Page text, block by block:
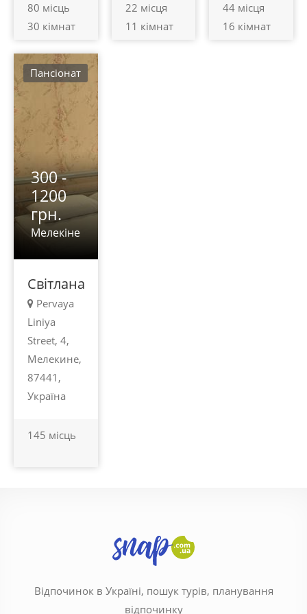
80 місць
30 кімнат
22 місця
11 кімнат
44 місця
16 кімнат
300 -
1200
грн.
Мелекіне
Світлана
Pervaya
Liniya
Street, 4,
Мелекине,
87441,
Україна
145 місць
Пансіонат
Відпочинок в Україні, пошук турів, планування
відпочинку